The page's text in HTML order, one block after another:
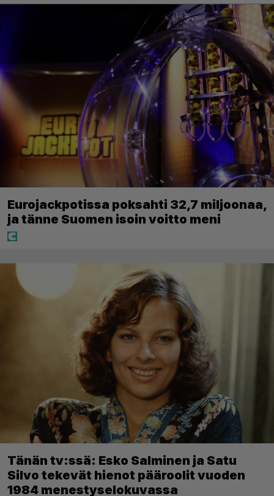
Eurojackpotissa poksahti 32,7 miljoonaa,
ja tänne Suomen isoin voitto meni
Tänän tv:ssä: Esko Salminen ja Satu
Silvo tekevät hienot pääroolit vuoden
1984 menestyselokuvassa